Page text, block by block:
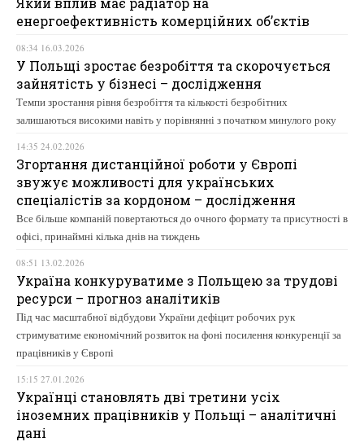
енергоефективність комерційних об’єктів
08:34 16.03.2026
У Польщі зростає безробіття та скорочується
зайнятість у бізнесі – дослідження
Темпи зростання рівня безробіття та кількості безробітних
залишаються високими навіть у порівнянні з початком минулого року
14:35 24.02.2026
Згортання дистанційної роботи у Європі
звужує можливості для українських
спеціалістів за кордоном – дослідження
Все більше компаній повертаються до очного формату та присутності в
офісі, принаймні кілька днів на тиждень
08:51 13.02.2026
Україна конкуруватиме з Польщею за трудові
ресурси – прогноз аналітиків
Під час масштабної відбудови України дефіцит робочих рук
стримуватиме економічний розвиток на фоні посилення конкуренції за
працівників у Європі
15:15 27.01.2026
Українці становлять дві третини усіх
іноземних працівників у Польщі – аналітичні
дані